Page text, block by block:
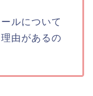
ルについて
由があるの